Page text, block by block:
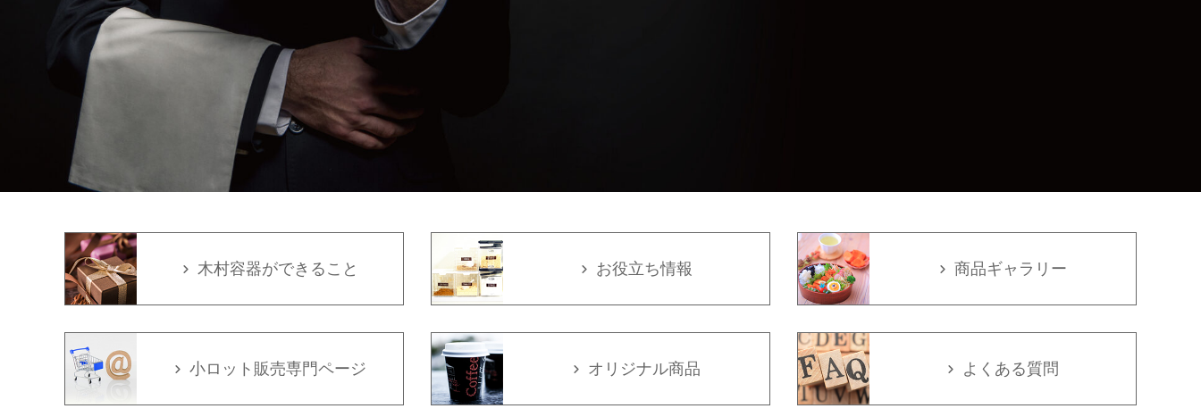
木村容器ができること お役立ち情報 商品ギャラリー
小ロット販売専門ページ オリジナル商品 よくある質問